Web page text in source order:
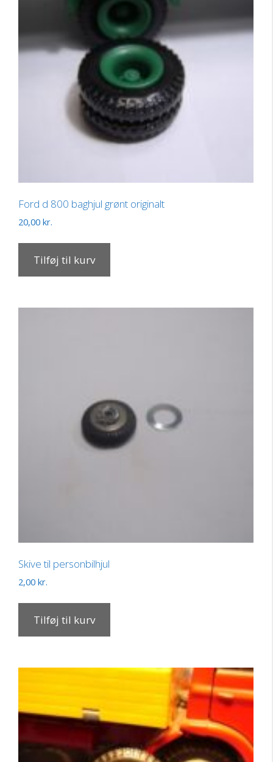
Ford d 800 baghjul grønt originalt
20,00 kr.
Tilføj til kurv
Skive til personbilhjul
2,00 kr.
Tilføj til kurv